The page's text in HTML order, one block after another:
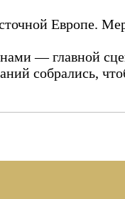
Европе.
— главной
собрались,